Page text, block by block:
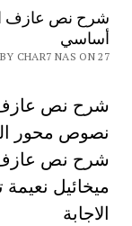
شرح نص عازف
أساسي
BY CHAR7 NAS ON 27 يناير، 2026
شرح نص عازف
شرح نص عازف
ميخائيل
الاجابة